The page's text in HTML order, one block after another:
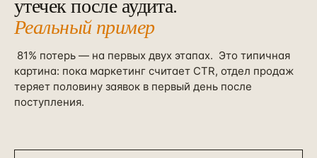
Реальный пример
81% потерь — на первых двух этапах. Это типичная
картина: пока маркетинг считает CTR, отдел продаж
теряет половину заявок в первый день после
поступления.